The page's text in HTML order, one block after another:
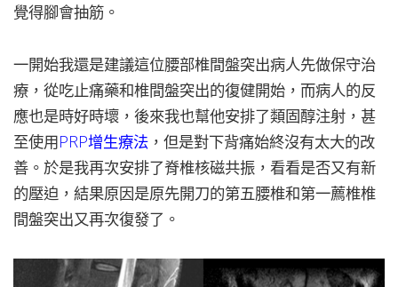
覺得腳會抽筋。
一開始我還是建議這位腰部椎間盤突出病人先做保守治
療，從吃止痛藥和椎間盤突出的復健開始，而病人的反
應也是時好時壞，後來我也幫他安排了類固醇注射，甚
至使用PRP增生療法 ，但是對下背痛始終沒有太大的改
善。於是我再次安排了脊椎核磁共振，看看是否又有新
的壓迫，結果原因是原先開刀的第五腰椎和第一薦椎椎
間盤突出又再次復發了。